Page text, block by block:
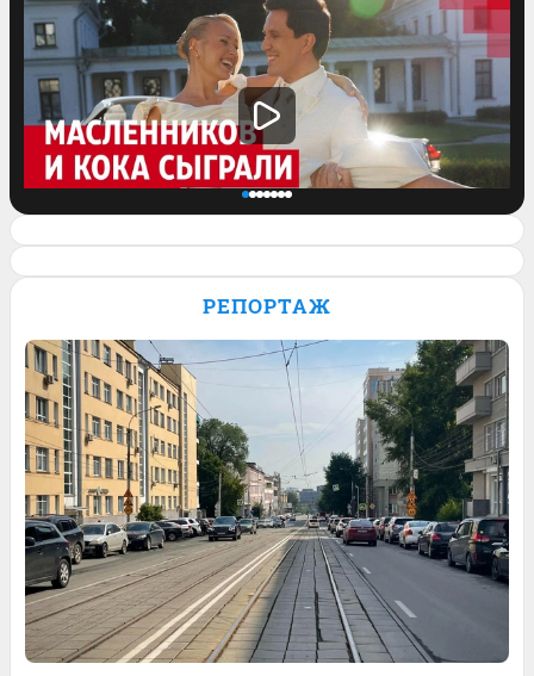
сыграли свадьбу. Кадры с торжества и
53 Обсудить
9 Обсудить 81 Обсудить
РЕПОРТАЖ